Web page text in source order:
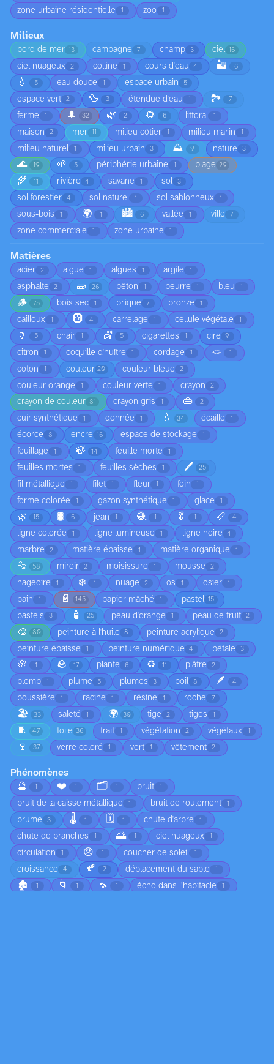
zone urbaine résidentielle 1 zoo 1
Milieux
bord de mer 13 campagne 7 champ 3 ciel 16
ciel nuageux 2 colline 1 cours d'eau 4 🏜️ 6
💧 5 eau douce 1 espace urbain 5
espace vert 2 🦆 3 étendue d'eau 1 🏞️ 7
ferme 1 🌲 32 🌿 2 🌻 6 littoral 1
maison 2 mer 11 milieu côtier 1 milieu marin 1
milieu naturel 1 milieu urbain 3 ⛰️ 9 nature 3
🌊 19 🌱 5 périphérie urbaine 1 plage 29
🌾 11 rivière 4 savane 1 sol 3
sol forestier 4 sol naturel 1 sol sablonneux 1
sous-bois 1 🌍 1 🏙️ 6 vallée 1 ville 7
zone commerciale 1 zone urbaine 1
Matières
acier 2 algue 1 algues 1 argile 1
asphalte 2 🧱 26 bêton 1 beurre 1 bleu 1
🪵 75 bois sec 1 brique 7 bronze 1
cailloux 1 🛞 4 carrelage 1 cellule végétale 1
🏺 5 chair 1 💇 5 cigarettes 1 cire 9
citron 1 coquille d'huître 1 cordage 1 🪢 1
coton 1 couleur 20 couleur bleue 2
couleur orange 1 couleur verte 1 crayon 2
crayon de couleur 81 crayon gris 1 👜 2
cuir synthétique 1 donnée 1 💧 34 écaille 1
écorce 8 encre 16 espace de stockage 1
feuillage 1 🍃 14 feuille morte 1
feuilles mortes 1 feuilles sèches 1 🖊️ 25
fil métallique 1 filet 1 fleur 1 foin 1
forme colorée 1 gazon synthétique 1 glace 1
🌿 15 🛢️ 6 jean 1 🧶 1 🥬 1 📏 4
ligne colorée 1 ligne lumineuse 1 ligne noire 4
marbre 2 matière épaisse 1 matière organique 1
🔩 58 miroir 2 moisissure 1 mousse 2
nageoire 1 ❄️ 1 nuage 2 os 1 osier 1
pain 1 📄 145 papier mâché 1 pastel 15
pastels 3 🧴 25 peau d'orange 1 peau de fruit 2
🎨 80 peinture à l'huile 8 peinture acrylique 2
peinture épaisse 1 peinture numérique 4 pétale 3
🌸 1 🪨 17 plante 6 ♻️ 11 plâtre 2
plomb 1 plume 5 plumes 3 poil 8 🪶 4
poussière 1 racine 1 résine 1 roche 7
🏖️ 33 saleté 1 🌍 30 tige 2 tiges 1
🧵 47 toile 36 trait 1 végétation 2 végétaux 1
🍷 37 verre coloré 1 vert 1 vêtement 2
Phénomènes
🔮
1 ❤️ 1 🗂️ 1 bruit 1
bruit de la caisse métallique 1 bruit de roulement 1
brume 3 🌡️ 1 🗓️ 1 chute d'arbre 1
chute de branches 1 🌅 1 ciel nuageux 1
circulation 1 😠 1 coucher de soleil 1
croissance 4 🍂 2 déplacement du sable 1
🏚️ 1 🌀 1 🦟 1 écho dans l’habitacle 1